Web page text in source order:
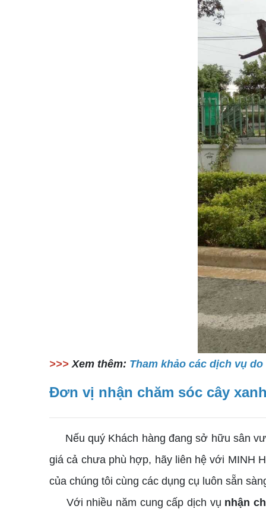
>>>Xem thêm: Tham khảo các dịch vụ
Đơn vị nhận chăm sóc cây
Nếu quý Khách hàng đang sở hữu sân
giá cả chưa phù hợp, hãy liên hệ với MINH
của chúng tôi cùng các dụng cụ luôn sẵn
Với nhiều năm cung cấp dịch vụ nhận